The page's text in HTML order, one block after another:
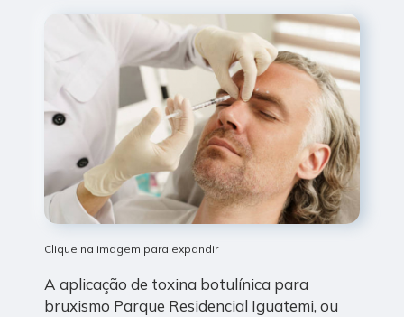
Clique na imagem para expandir
A aplicação de toxina botulínica para
bruxismo Parque Residencial Iguatemi, ou